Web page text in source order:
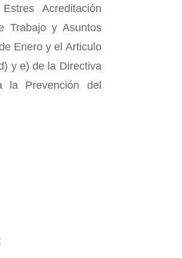
Acreditación
Trabajo y Asuntos
Enero y el Articulo
y e) de la Directiva
la Prevención del